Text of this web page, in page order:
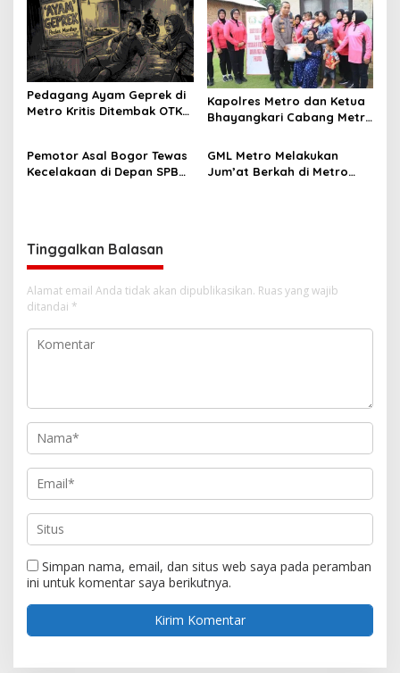
Pedagang Ayam Geprek di
Metro Kritis Ditembak OTK
Kapolres Metro dan Ketua
Bhayangkari Cabang Metro
Bulan Ramadhan
Pemotor Asal Bogor Tewas
Kecelakaan di Depan SPBU
GML Metro Melakukan
Jum’at Berkah di Metro
Tinggalkan Balasan
Alamat email Anda tidak akan dipublikasikan. Ruas yang wajib
ditandai *
Simpan nama, email, dan situs web saya pada peramban
ini untuk komentar saya berikutnya.